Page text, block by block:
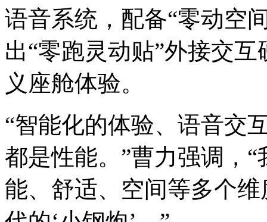
语音系统，配备“零动空
出“零跑灵动贴”外接交
义座舱体验。
“智能化的体验、语音交
都是性能。”曹力强调，
能、舒适、空间等多个